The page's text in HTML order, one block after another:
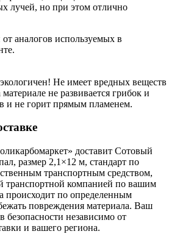
лучей, но при этом отлично
аналогов используемых в
Не имеет вредных веществ
не развивается грибок и
и не горит прямым пламенем.
доставит Сотовый
размер 2,1×12 м, стандарт по
транспортным средством,
транспортной компанией по вашим
происходит по определенным
повреждения материала. Ваш
безопасности независимо от
и вашего региона.